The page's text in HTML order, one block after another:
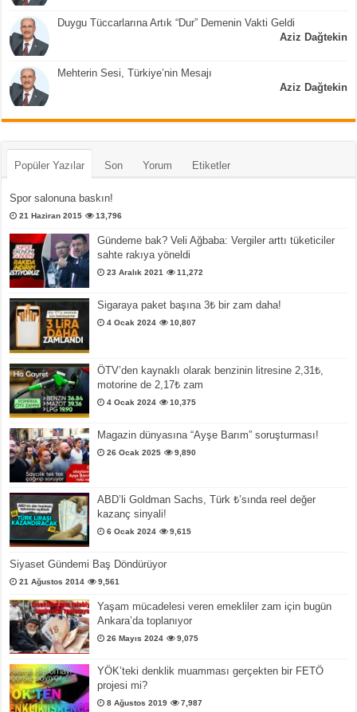
Duygu Tüccarlarına Artık “Dur” Demenin Vakti Geldi
Aziz Dağtekin
Mehterin Sesi, Türkiye’nin Mesajı
Aziz Dağtekin
Popüler Yazılar Son Yorum Etiketler
Spor salonuna baskın!
21 Haziran 2015 13,796
Gündeme bak? Veli Ağbaba: Vergiler arttı tüketiciler
sahte rakıya yöneldi
23 Aralık 2021 11,272
Sigaraya paket başına 3₺ bir zam daha!
4 Ocak 2024 10,807
ÖTV’den kaynaklı olarak benzinin litresine 2,31₺,
motorine de 2,17₺ zam
4 Ocak 2024 10,375
Magazin dünyasına “Ayşe Barım” soruşturması!
26 Ocak 2025 9,890
ABD’li Goldman Sachs, Türk ₺’sında reel değer
kazanç sinyali!
6 Ocak 2024 9,615
Siyaset Gündemi Baş Döndürüyor
21 Ağustos 2014 9,561
Yaşam mücadelesi veren emekliler zam için bugün
Ankara’da toplanıyor
26 Mayıs 2024 9,075
YÖK’teki denklik muamması gerçekten bir FETÖ
projesi mi?
8 Ağustos 2019 7,987